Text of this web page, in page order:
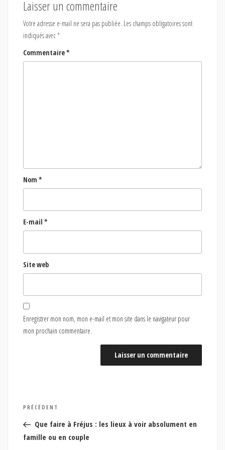
Laisser un commentaire
Votre adresse e-mail ne sera pas publiée. Les champs obligatoires sont
indiqués avec*
Commentaire*
Nom *
E-mail *
Site web
Enregistrer mon nom, mon e-mail et mon site dans le navigateur pour
mon prochain commentaire.
Navigation
de
l’article
Article
précédent
PRÉCÉDENT
Que faire à Fréjus : les lieux à voir absolument en
famille ou en couple